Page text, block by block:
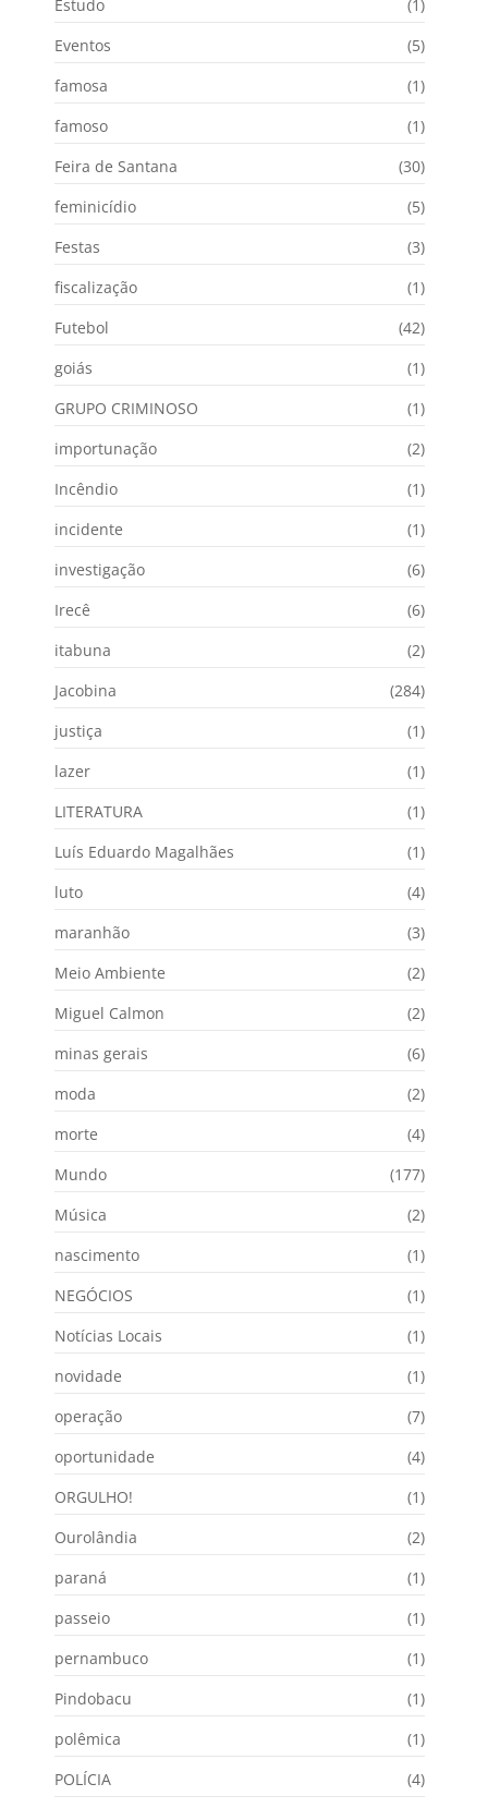
Estudo
(1)
Eventos
(5)
famosa
(1)
famoso
(1)
Feira de Santana
(30)
feminicídio
(5)
Festas
(3)
fiscalização
(1)
Futebol
(42)
goiás
(1)
GRUPO CRIMINOSO
(1)
importunação
(2)
Incêndio
(1)
incidente
(1)
investigação
(6)
Irecê
(6)
itabuna
(2)
Jacobina
(284)
justiça
(1)
lazer
(1)
LITERATURA
(1)
Luís Eduardo Magalhães
(1)
luto
(4)
maranhão
(3)
Meio Ambiente
(2)
Miguel Calmon
(2)
minas gerais
(6)
moda
(2)
morte
(4)
Mundo
(177)
Música
(2)
nascimento
(1)
NEGÓCIOS
(1)
Notícias Locais
(1)
novidade
(1)
operação
(7)
oportunidade
(4)
ORGULHO!
(1)
Ourolândia
(2)
paraná
(1)
passeio
(1)
pernambuco
(1)
Pindobacu
(1)
polêmica
(1)
POLÍCIA
(4)